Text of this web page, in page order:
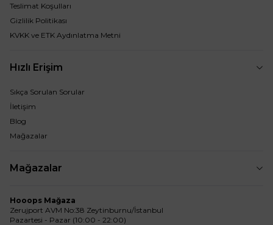
Teslimat Koşulları
Gizlilik Politikası
KVKK ve ETK Aydınlatma Metni
Hızlı Erişim
Sıkça Sorulan Sorular
İletişim
Blog
Mağazalar
Mağazalar
Hooops Mağaza
Zerujport AVM No:38 Zeytinburnu/İstanbul
Pazartesi - Pazar (10:00 - 22:00)